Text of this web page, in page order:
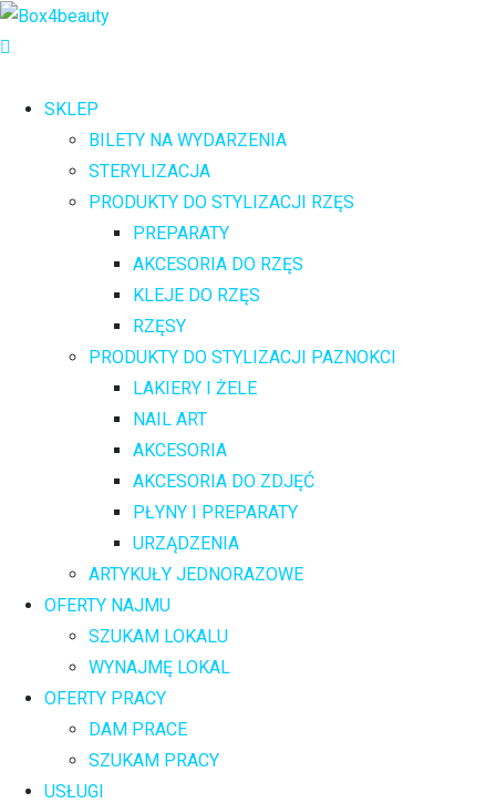
SKLEP
BILETY NA WYDARZENIA
STERYLIZACJA
PRODUKTY DO STYLIZACJI RZĘS
PREPARATY
AKCESORIA DO RZĘS
KLEJE DO RZĘS
RZĘSY
PRODUKTY DO STYLIZACJI PAZNOKCI
LAKIERY I ŻELE
NAIL ART
AKCESORIA
AKCESORIA DO ZDJĘĆ
PŁYNY I PREPARATY
URZĄDZENIA
ARTYKUŁY JEDNORAZOWE
OFERTY NAJMU
SZUKAM LOKALU
WYNAJMĘ LOKAL
OFERTY PRACY
DAM PRACE
SZUKAM PRACY
USŁUGI